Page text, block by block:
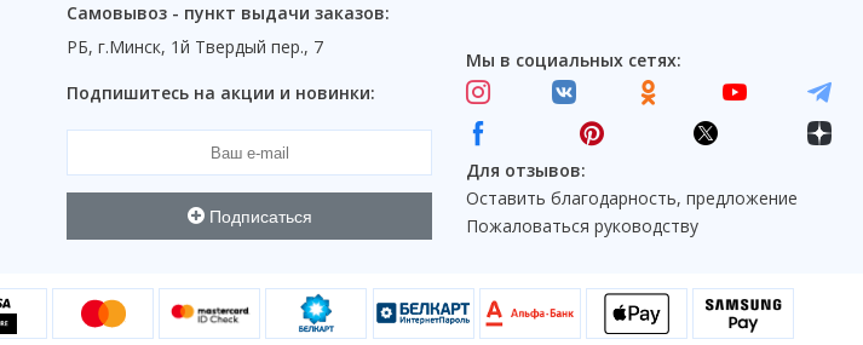
Самовывоз - пункт выдачи заказов:
РБ, г.Минск, 1й Твердый пер., 7
Подпишитесь на акции и новинки:
Подписаться
Мы в социальных сетях:
Для отзывов:
Оставить благодарность, предложение
Пожаловаться руководству